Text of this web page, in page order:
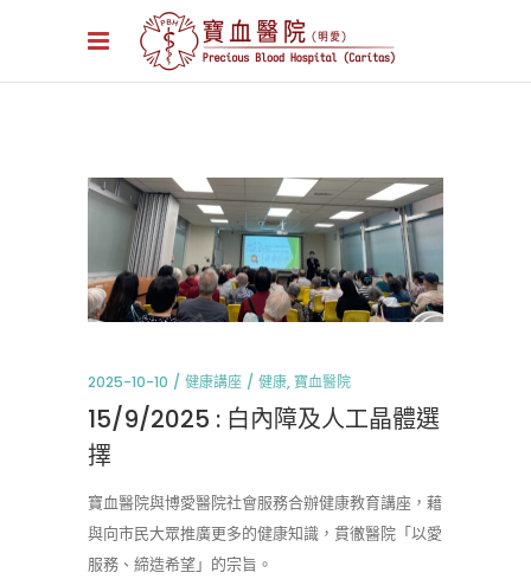
2025-10-10 健康講座 健康, 寶血醫院
15/9/2025 : 白內障及人工晶體選
擇
寶血醫院與博愛醫院社會服務合辦健康教育講座，藉
與向市民大眾推廣更多的健康知識，貫徹醫院「以愛
服務、締造希望」的宗旨。